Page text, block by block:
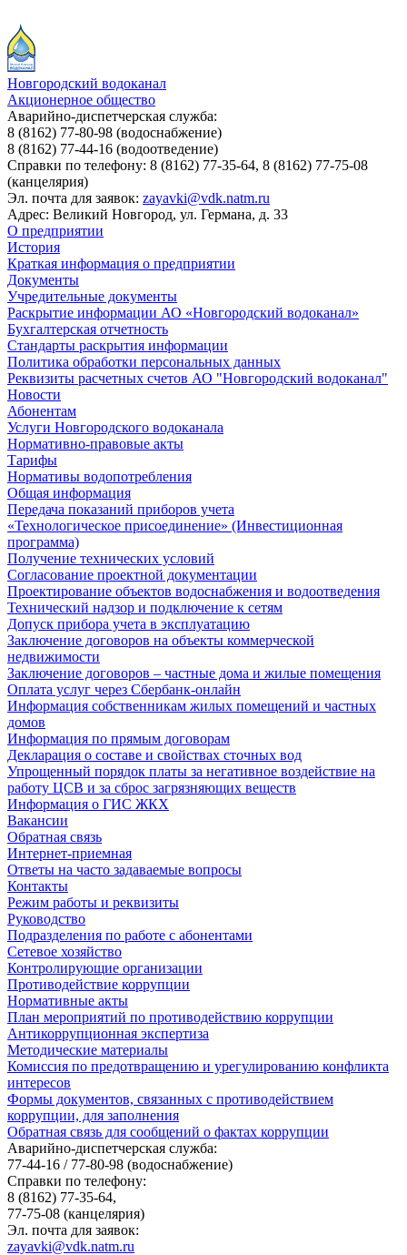
Новгородский водоканал
Акционерное общество
Аварийно-диспетчерская служба:
8 (8162) 77-80-98 (водоснабжение)
8 (8162) 77-44-16 (водоотведение)
Справки по телефону: 8 (8162) 77-35-64, 8 (8162) 77-75-08
(канцелярия)
Эл. почта для заявок: zayavki@vdk.natm.ru
Адрес: Великий Новгород, ул. Германа, д. 33
О предприятии
История
Краткая информация о предприятии
Документы
Учредительные документы
Раскрытие информации АО «Новгородский водоканал»
Бухгалтерская отчетность
Стандарты раскрытия информации
Политика обработки персональных данных
Реквизиты расчетных счетов АО "Новгородский водоканал"
Новости
Абонентам
Услуги Новгородского водоканала
Нормативно-правовые акты
Тарифы
Нормативы водопотребления
Общая информация
Передача показаний приборов учета
«Технологическое присоединение» (Инвестиционная
программа)
Получение технических условий
Согласование проектной документации
Проектирование объектов водоснабжения и водоотведения
Технический надзор и подключение к сетям
Допуск прибора учета в эксплуатацию
Заключение договоров на объекты коммерческой
недвижимости
Заключение договоров – частные дома и жилые помещения
Оплата услуг через Сбербанк-онлайн
Информация собственникам жилых помещений и частных
домов
Информация по прямым договорам
Декларация о составе и свойствах сточных вод
Упрощенный порядок платы за негативное воздействие на
работу ЦСВ и за сброс загрязняющих веществ
Информация о ГИС ЖКХ
Вакансии
Обратная связь
Интернет-приемная
Ответы на часто задаваемые вопросы
Контакты
Режим работы и реквизиты
Руководство
Подразделения по работе с абонентами
Сетевое хозяйство
Контролирующие организации
Противодействие коррупции
Нормативные акты
План мероприятий по противодействию коррупции
Антикоррупционная экспертиза
Методические материалы
Комиссия по предотвращению и урегулированию конфликта
интересов
Формы документов, связанных с противодействием
коррупции, для заполнения
Обратная связь для сообщений о фактах коррупции
Аварийно-диспетчерская служба:
77-44-16 / 77-80-98 (водоснабжение)
Справки по телефону:
8 (8162) 77-35-64,
77-75-08 (канцелярия)
Эл. почта для заявок:
zayavki@vdk.natm.ru